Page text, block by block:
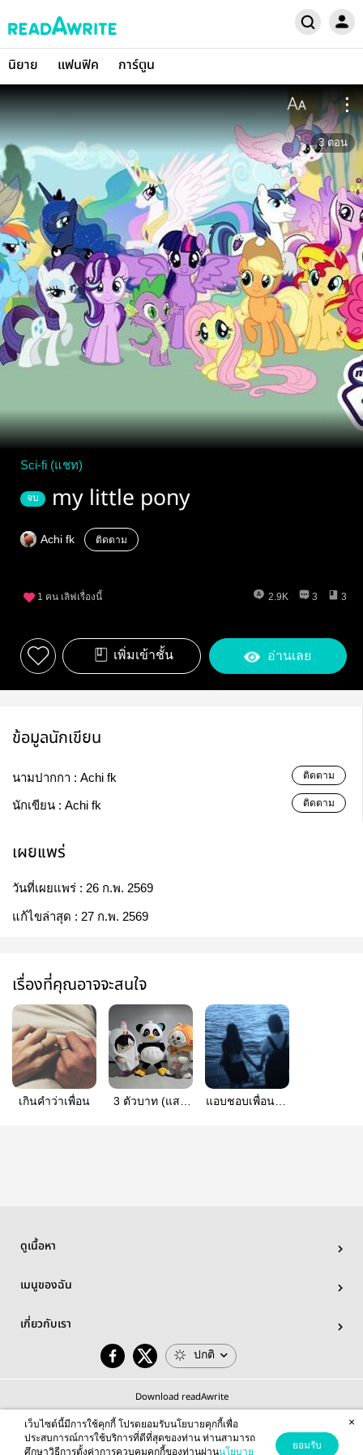
นิยาย แฟนฟิค การ์ตูน
3 ตอน
Sci-fi (แชท)
จบ my little pony
Achi fk ติดตาม
1 คน เลิฟเรื่องนี้ 2.9K 3 3
เพิ่มเข้าชั้น อ่านเลย
ข้อมูลนักเขียน
นามปากกา : Achi fk ติดตาม
นักเขียน : Achi fk ติดตาม
เผยแพร่
วันที่เผยแพร่ : 26 ก.พ. 2569
แก้ไขล่าสุด : 27 ก.พ. 2569
เรื่องที่คุณอาจจะสนใจ
เกินคำว่าเพื่อน
3 ตัวบาท (แสน
แอบชอบเพื่อนตัว
ดูเนื้อหา
เมนูของฉัน
เกี่ยวกับเรา
ปกติ
Download readAwrite
เว็บไซต์นี้มีการใช้คุกกี้ โปรดยอมรับนโยบายคุกกี้เพื่อ
ประสบการณ์การใช้บริการที่ดีที่สุดของท่าน ท่านสามารถ
ศึกษาวิธีการตั้งค่าการควบคุมคุกกี้ของท่านผ่านนโยบาย
ยอมรับ
×